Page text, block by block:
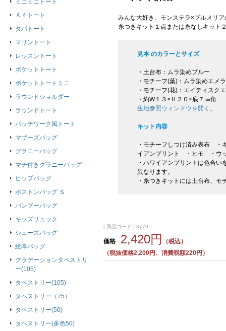
みんな大好き、モンステラ×プルメリア
糸つきキット１点または糸なしキット
見本 のカラーとサイズ
・土台布：ムラ染めブルー
・モチーフ(葉)：ムラ染めエメ
・モチーフ(花)：エイティスク
・約W１３×Ｈ２０×底７㎝角
生地参照ウィンドウを開く。
キット内容
・モチーフしつけ済み表布
イアンプリント ・ヒモ ・ウ
・ハワイアンプリントは色合
異なります。
・糸つきキットには土台布、
[ 商品コード ] 3770
価格 2,420円
（税込）
（税抜価格2,200円、消費税額220円）
ミニミニトート
Ａ４トート
タパトート
マリントート
レッスントート
ポケットトート
ポケットトートミニ
ラウンドショルダー
ラウンドトート
パッチワーク風トート
マザーズバッグ
グラニーバッグ
マチ付きグラニーバッグ
ヒップバッグ
ボストンバッグ Ｓ
バンブーバッグ
キッズリュック
シューズバッグ
絵本バッグ
グラデーションタペストリ
ー(105)
タペストリー(105)
タペストリー（75）
タペストリー(50)
タペストリー(多色50)